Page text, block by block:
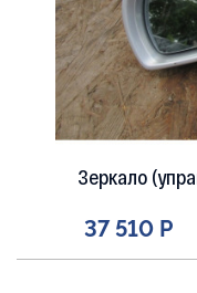
Зеркало
37 510 Р